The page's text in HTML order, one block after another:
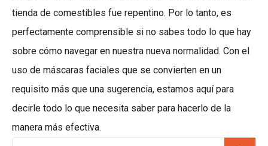
tienda de comestibles fue repentino. Por lo tanto, es
perfectamente comprensible si no sabes todo lo que hay
sobre cómo navegar en nuestra nueva normalidad. Con el
uso de máscaras faciales que se convierten en un
requisito más que una sugerencia, estamos aquí para
decirle todo lo que necesita saber para hacerlo de la
manera más efectiva.